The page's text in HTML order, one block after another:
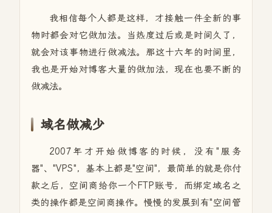
我相信每个人都是这样，才接触一件全新的事
物时都会对它做加法。当热度过后或是时间久了，
就会对该事物进行做减法。那这十六年的时间里，
我也是开始对博客大量的做加法，现在也要不断的
做减法。
域名做减少
2007年才开始做博客的时候，没有"服务
器"、"VPS"，基本上都是"空间"，最简单的就是你付
款之后，空间商给你一个FTP账号，而绑定域名之
类的操作都是空间商操作。慢慢的发展到有"空间管